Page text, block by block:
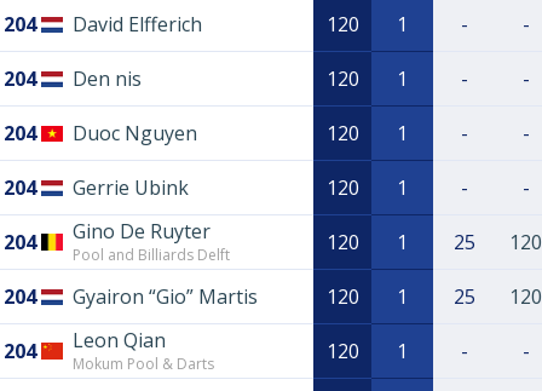
204 David Elfferich 120 1 - -
204 Den nis 120 1 - -
204 Duoc Nguyen 120 1 - -
204 Gerrie Ubink 120 1 - -
204 Gino De Ruyter
Pool and Billiards Delft 120 1 25 120
204 Gyairon “Gio” Martis 120 1 25 120
204 Leon Qian
Mokum Pool & Darts 120 1 - -